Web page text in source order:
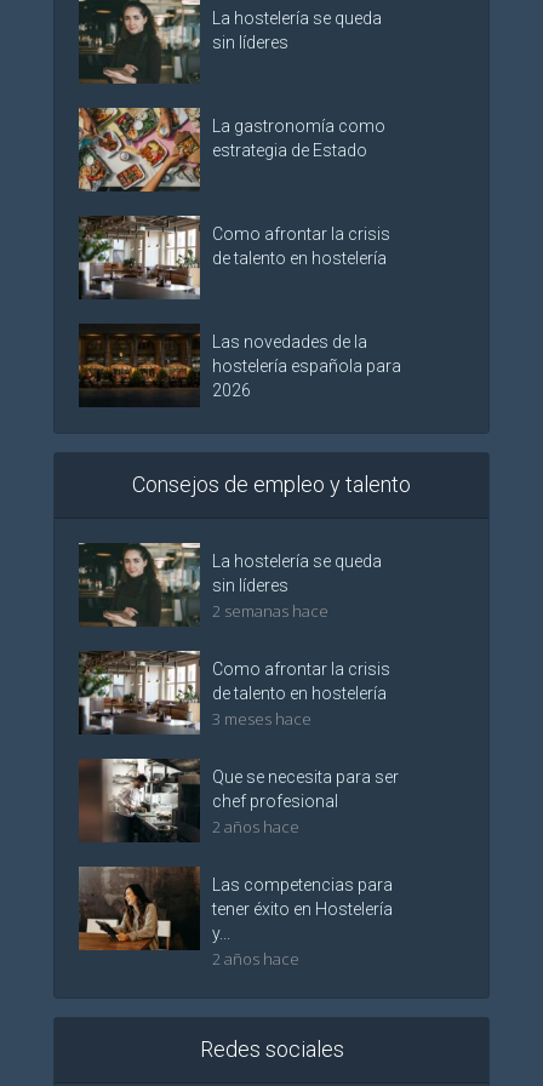
La hostelería se queda
sin líderes
La gastronomía como
estrategia de Estado
Como afrontar la crisis
de talento en hostelería
Las novedades de la
hostelería española para
2026
Consejos de empleo y talento
La hostelería se queda
sin líderes
2 semanas hace
Como afrontar la crisis
de talento en hostelería
3 meses hace
Que se necesita para ser
chef profesional
2 años hace
Las competencias para
tener éxito en Hostelería
y...
2 años hace
Redes sociales